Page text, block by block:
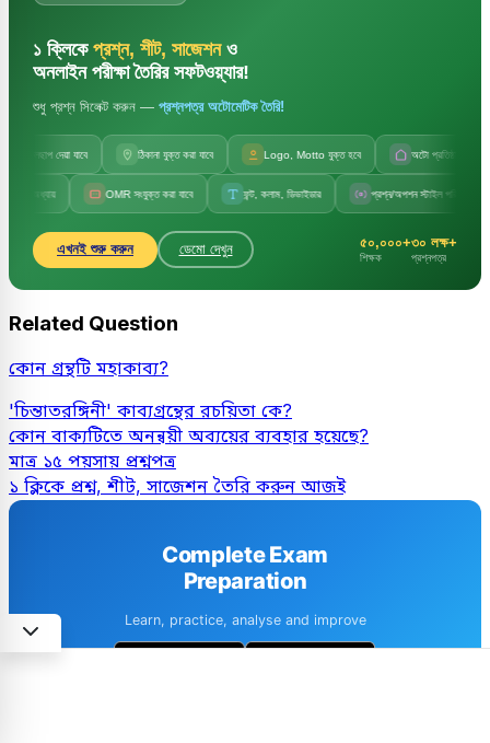
১ ক্লিকে প্রশ্ন, শীট, সাজেশনও
অনলাইন পরীক্ষা তৈরির সফটওয়্যার!
শুধু প্রশ্ন সিলেক্ট করুন — প্রশ্নপত্র অটোমেটিক তৈরি!
জলছাপ দেয়া যাবে ঠিকানা যুক্ত করা যাবে Logo, Motto যুক্ত হবে অটো প্রতিষ্ঠানের নাম
OMR সংযুক্ত করা যাবে ফন্ট, কলাম, ডিভাইডার প্রশ্ন/অপশন স্টাইল পরিবর্তন
এখনই শুরু করুন ডেমো দেখুন ৫০,০০০+
শিক্ষক
৩০ লক্ষ+
প্রশ্নপত্র
Related Question
কোন গ্রন্থটি মহাকাব্য?
'চিন্তাতরঙ্গিনী' কাব্যগ্রন্থের রচয়িতা কে?
কোন বাক্যটিতে অনন্বয়ী অব্যয়ের ব্যবহার হয়েছে?
মাত্র ১৫ পয়সায় প্রশ্নপত্র
১ ক্লিকে প্রশ্ন, শীট, সাজেশন তৈরি করুন আজই
Complete Exam
Preparation
Learn, practice, analyse and improve